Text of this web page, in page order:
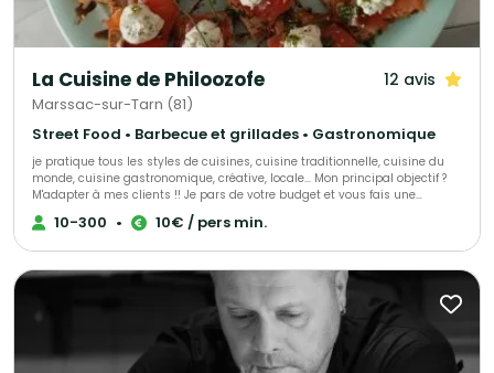
La Cuisine de Philoozofe 12 avis
Marssac-sur-Tarn (81)
Street Food • Barbecue et grillades • Gastronomique
je pratique tous les styles de cuisines, cuisine traditionnelle, cuisine du
monde, cuisine gastronomique, créative, locale... Mon principal objectif ?
M'adapter à mes clients !! Je pars de votre budget et vous fais une
proposition personnalisée pour que votre évènement soit à votre image et
réussi, quelque soit vos possibilités !
10-300 • 10€ / pers min.